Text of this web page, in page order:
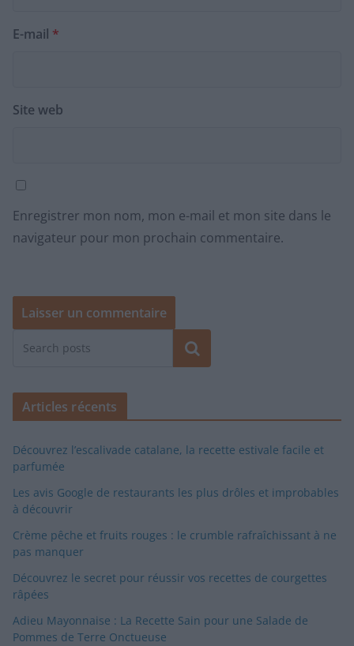
E-mail *
Site web
Enregistrer mon nom, mon e-mail et mon site dans le
navigateur pour mon prochain commentaire.
Rechercher
Articles récents
Découvrez l’escalivade catalane, la recette estivale facile et
parfumée
Les avis Google de restaurants les plus drôles et improbables
à découvrir
Crème pêche et fruits rouges : le crumble rafraîchissant à ne
pas manquer
Découvrez le secret pour réussir vos recettes de courgettes
râpées
Adieu Mayonnaise : La Recette Sain pour une Salade de
Pommes de Terre Onctueuse